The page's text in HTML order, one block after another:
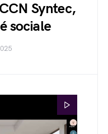
Syntec,
sociale